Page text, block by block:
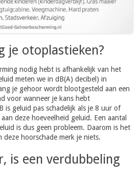
je otoplastieken?
nodig hebt is afhankelijk van het
meten we in dB(A) decibel) in
je gehoor wordt blootgesteld aan een
voor wanneer je kans hebt
is geluid pas schadelijk als je 8 uur of
deze hoeveelheid geluid. Een aantal
is dus geen probleem. Daarom is het
hoorschade merk je niets.
is een verdubbeling